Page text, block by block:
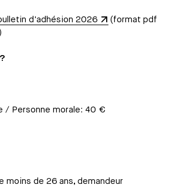
d'adhésion 2026
(format pdf
/ Personne morale: 40 €
moins de 26 ans, demandeur